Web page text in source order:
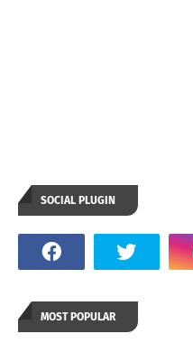
SOCIAL PLUGIN
MOST POPULAR